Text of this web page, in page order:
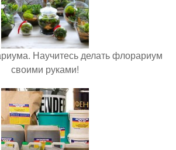
Научитесь делать флорариум
своими руками!